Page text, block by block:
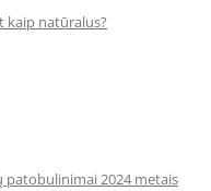
kaip natūralus?
2024 metais